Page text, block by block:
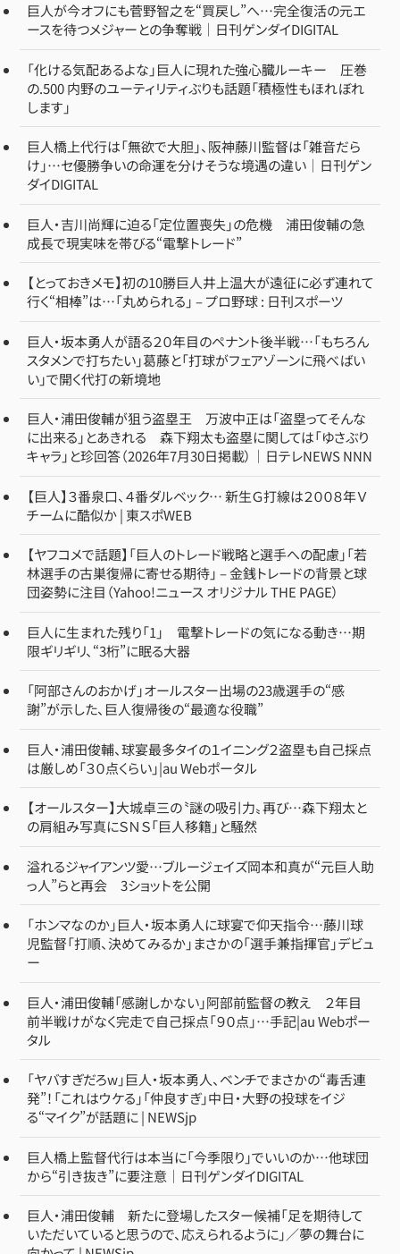
巨人が今オフにも菅野智之を“買戻し”へ…完全復活の元エ
ースを待つメジャーとの争奪戦｜日刊ゲンダイDIGITAL
「化ける気配あるよな」巨人に現れた強心臓ルーキー 圧巻
の.500 内野のユーティリティぶりも話題「積極性もほれぼれ
します」
巨人橋上代行は「無欲で大胆」、阪神藤川監督は「雑音だら
け」…セ優勝争いの命運を分けそうな境遇の違い｜日刊ゲン
ダイDIGITAL
巨人・吉川尚輝に迫る「定位置喪失」の危機 浦田俊輔の急
成長で現実味を帯びる“電撃トレード”
【とっておきメモ】初の10勝巨人井上温大が遠征に必ず連れて
行く“相棒”は…「丸められる」 – プロ野球 : 日刊スポーツ
巨人・坂本勇人が語る２０年目のペナント後半戦…「もちろん
スタメンで打ちたい」葛藤と「打球がフェアゾーンに飛べばい
い」で開く代打の新境地
巨人・浦田俊輔が狙う盗塁王 万波中正は「盗塁ってそんな
に出来る」とあきれる 森下翔太も盗塁に関しては「ゆさぶり
キャラ」と珍回答（2026年7月30日掲載）｜日テレNEWS NNN
【巨人】３番泉口、４番ダルベック… 新生Ｇ打線は２００８年Ｖ
チームに酷似か | 東スポWEB
【ヤフコメで話題】「巨人のトレード戦略と選手への配慮」「若
林選手の古巣復帰に寄せる期待」 – 金銭トレードの背景と球
団姿勢に注目（Yahoo!ニュース オリジナル THE PAGE）
巨人に生まれた残り「1」 電撃トレードの気になる動き…期
限ギリギリ、“3桁”に眠る大器
「阿部さんのおかげ」オールスター出場の23歳選手の“感
謝”が示した、巨人復帰後の“最適な役職”
巨人・浦田俊輔、球宴最多タイの１イニング２盗塁も自己採点
は厳しめ「３０点くらい」|au Webポータル
【オールスター】大城卓三の〝謎の吸引力〟再び…森下翔太と
の肩組み写真にＳＮＳ「巨人移籍」と騒然
溢れるジャイアンツ愛…ブルージェイズ岡本和真が“元巨人助
っ人”らと再会 3ショットを公開
「ホンマなのか」巨人・坂本勇人に球宴で仰天指令…藤川球
児監督「打順、決めてみるか」まさかの「選手兼指揮官」デビュ
ー
巨人・浦田俊輔「感謝しかない」阿部前監督の教え ２年目
前半戦けがなく完走で自己採点「９０点」…手記|au Webポー
タル
「ヤバすぎだろw」巨人・坂本勇人、ベンチでまさかの“毒舌連
発”！「これはウケる」「仲良すぎ」中日・大野の投球をイジ
る“マイク”が話題に | NEWSjp
巨人橋上監督代行は本当に「今季限り」でいいのか…他球団
から“引き抜き”に要注意｜日刊ゲンダイDIGITAL
巨人・浦田俊輔 新たに登場したスター候補「足を期待して
いただいていると思うので、応えられるように」／夢の舞台に